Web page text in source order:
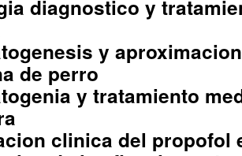
diagnostico y
y
de perro
y tratamiento
clinica del propofol